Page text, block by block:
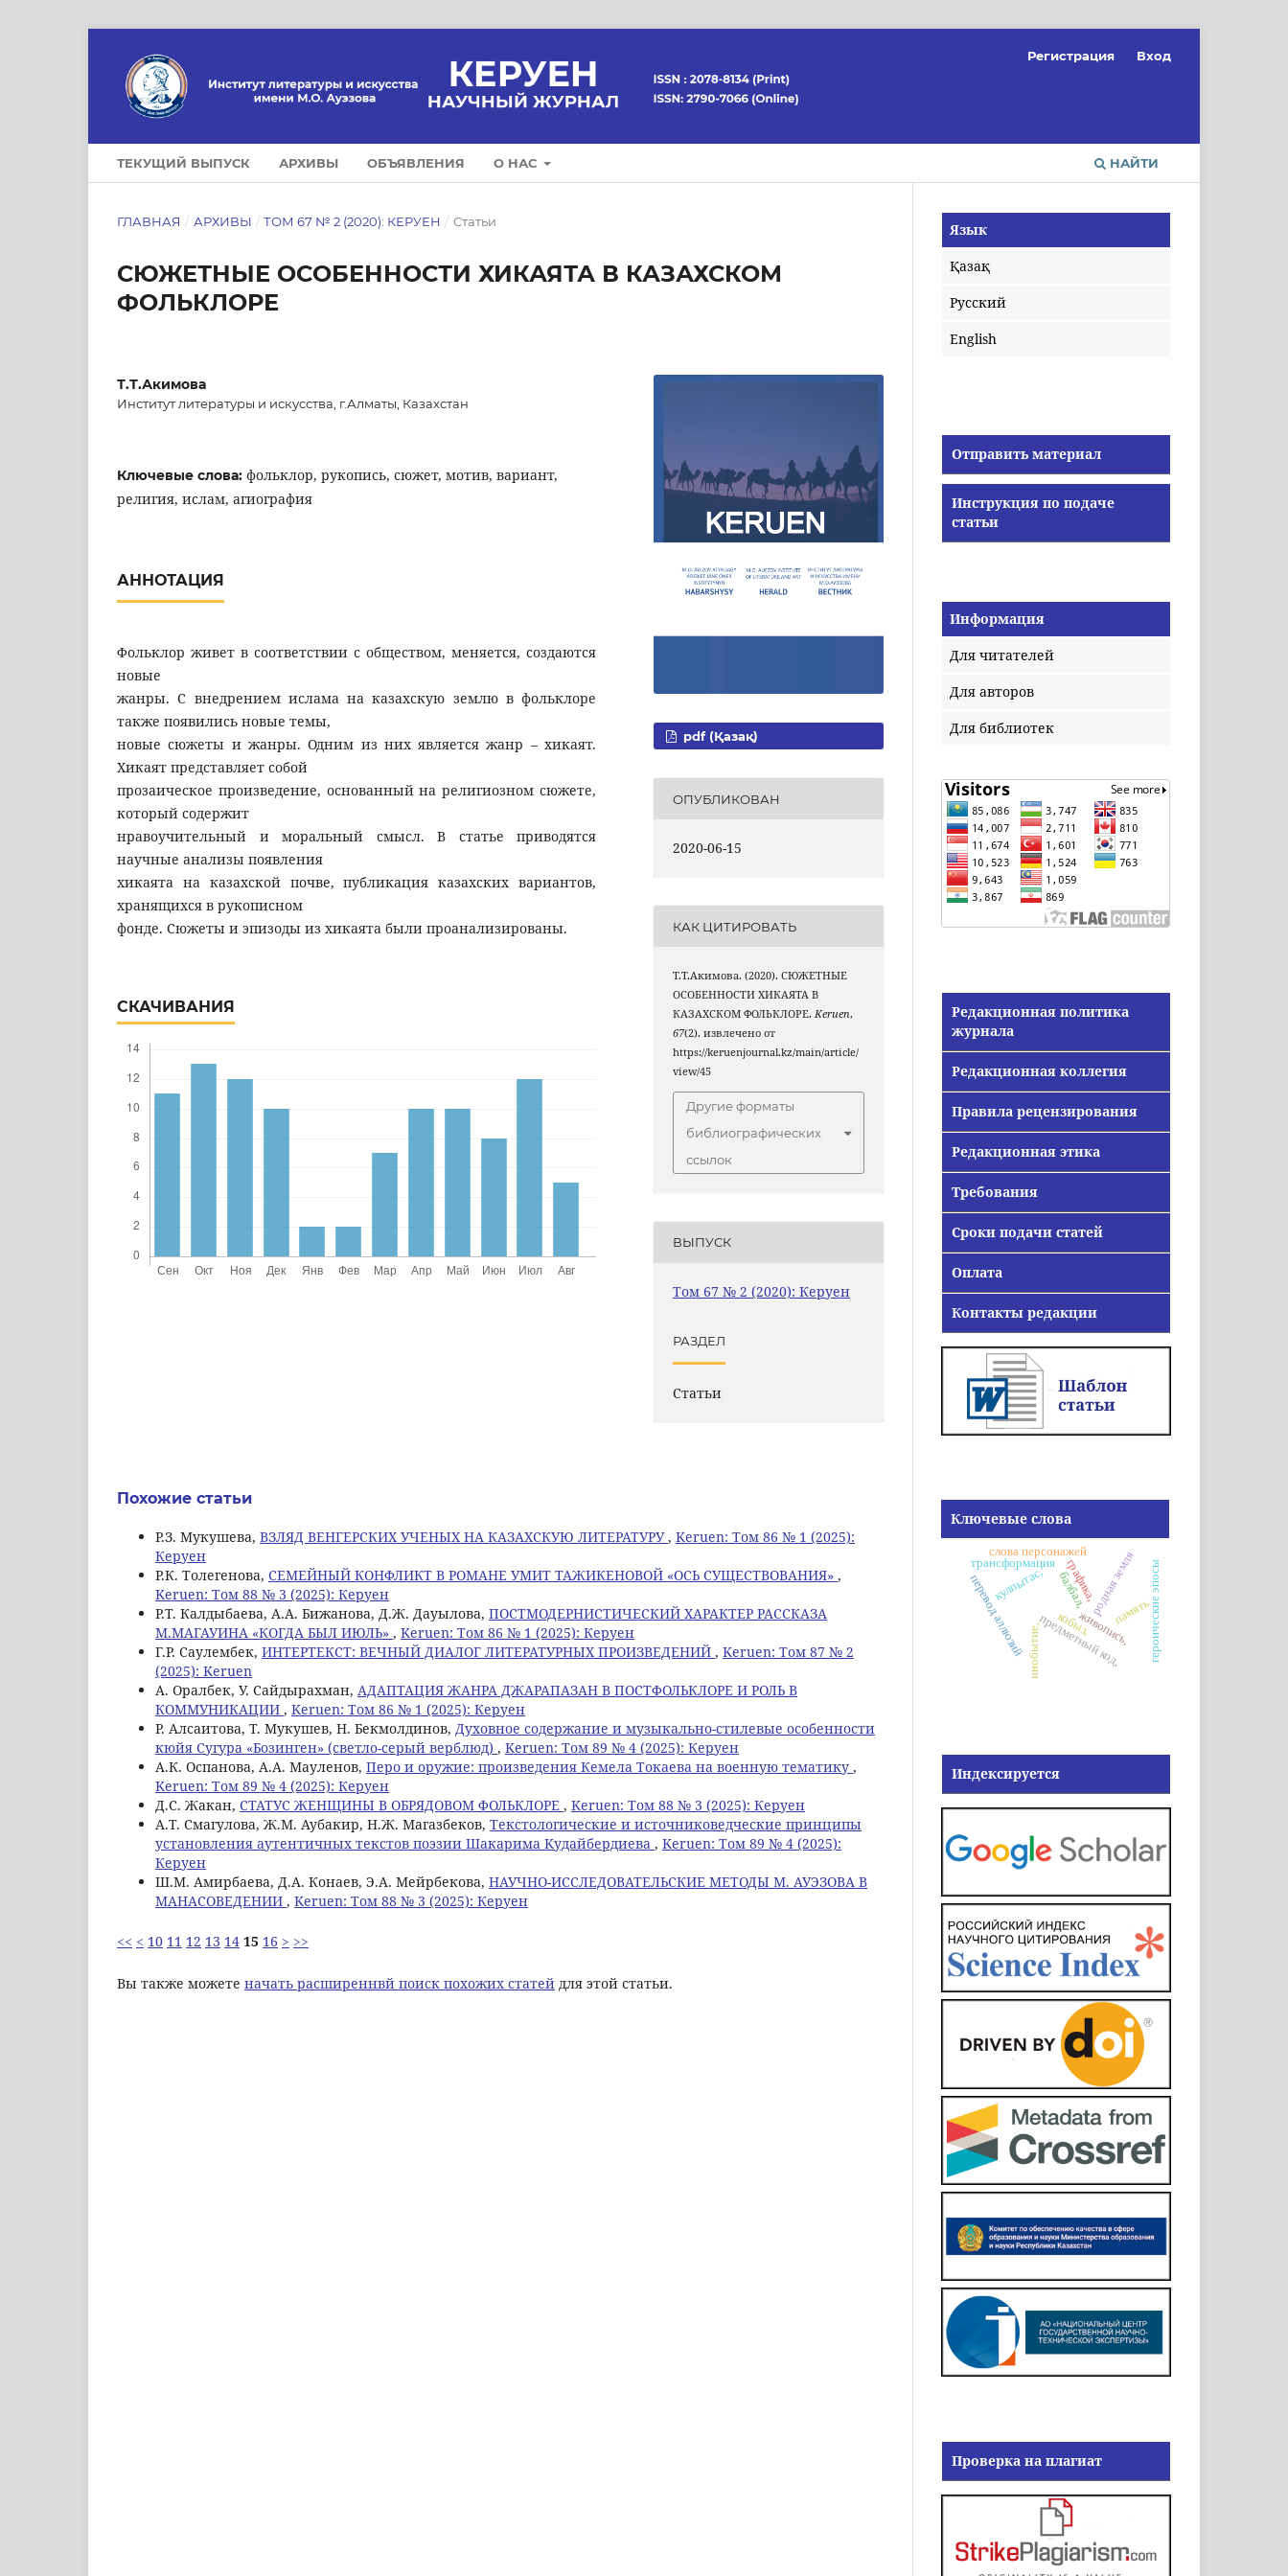
ТЕКУЩИЙ ВЫПУСК АРХИВЫ ОБЪЯВЛЕНИЯ О НАС НАЙТИ
Регистрация Вход
ГЛАВНАЯ / АРХИВЫ / ТОМ 67 № 2 (2020): КЕРУЕН / Статьи
СЮЖЕТНЫЕ ОСОБЕННОСТИ ХИКАЯТА В КАЗАХСКОМ
ФОЛЬКЛОРЕ
Т.Т.Акимова
Институт литературы и искусства, г.Алматы, Казахстан
Ключевые слова: фольклор, рукопись, сюжет, мотив, вариант,
религия, ислам, агиография
АННОТАЦИЯ
Фольклор живет в соответствии с обществом, меняется, создаются
новые
жанры. С внедрением ислама на казахскую землю в фольклоре
также появились новые темы,
новые сюжеты и жанры. Одним из них является жанр – хикаят.
Хикаят представляет собой
прозаическое произведение, основанный на религиозном сюжете,
который содержит
нравоучительный и моральный смысл. В статье приводятся
научные анализы появления
хикаята на казахской почве, публикация казахских вариантов,
хранящихся в рукописном
фонде. Сюжеты и эпизоды из хикаята были проанализированы.
СКАЧИВАНИЯ
pdf (Қазақ)
ОПУБЛИКОВАН
2020-06-15
КАК ЦИТИРОВАТЬ
Т.Т.Акимова. (2020). СЮЖЕТНЫЕ
ОСОБЕННОСТИ ХИКАЯТА В
КАЗАХСКОМ ФОЛЬКЛОРЕ.Keruen,
67(2). извлечено от
https://keruenjournal.kz/main/article/
view/45
Другие форматы
библиографических
ссылок
ВЫПУСК
Том 67 № 2 (2020): Керуен
РАЗДЕЛ
Статьи
Похожие статьи
Р.З. Мукушева, ВЗЛЯД ВЕНГЕРСКИХ УЧЕНЫХ НА КАЗАХСКУЮ ЛИТЕРАТУРУ, Keruen: Том 86 № 1 (2025):
Керуен
Р.К. Толегенова, СЕМЕЙНЫЙ КОНФЛИКТ В РОМАНЕ УМИТ ТАЖИКЕНОВОЙ «ОСЬ СУЩЕСТВОВАНИЯ» ,
Keruen: Том 88 № 3 (2025): Керуен
Р.Т. Калдыбаева, A.A. Бижанова, Д.Ж. Дауылова, ПОСТМОДЕРНИСТИЧЕСКИЙ ХАРАКТЕР РАССКАЗА
М.МАГАУИНА «КОГДА БЫЛ ИЮЛЬ» , Keruen: Том 86 № 1 (2025): Керуен
Г.Р. Саулембек, ИНТЕРТЕКСТ: ВЕЧНЫЙ ДИАЛОГ ЛИТЕРАТУРНЫХ ПРОИЗВЕДЕНИЙ , Keruen: Том 87 № 2
(2025): Keruen
А. Оралбек, У. Сайдырахман, АДАПТАЦИЯ ЖАНРА ДЖАРАПАЗАН В ПОСТФОЛЬКЛОРЕ И РОЛЬ В
КОММУНИКАЦИИ , Keruen: Том 86 № 1 (2025): Керуен
Р. Алсаитова, T. Мукушев, Н. Бекмолдинов, Духовное содержание и музыкально-стилевые особенности
кюйя Сугура «Бозинген» (светло-серый верблюд) , Keruen: Том 89 № 4 (2025): Керуен
А.К. Оспанова, А.А. Мауленов, Перо и оружие: произведения Кемела Токаева на военную тематику ,
Keruen: Том 89 № 4 (2025): Керуен
Д.С. Жакан, СТАТУС ЖЕНЩИНЫ В ОБРЯДОВОМ ФОЛЬКЛОРЕ , Keruen: Том 88 № 3 (2025): Керуен
А.Т. Смагулова, Ж.М. Аубакир, Н.Ж. Магазбеков, Текстологические и источниковедческие принципы
установления аутентичных текстов поэзии Шакарима Kудайбердиева , Keruen: Том 89 № 4 (2025):
Керуен
Ш.М. Амирбаева, Д.А. Конаев, Э.А. Мейрбекова, НАУЧНО-ИССЛЕДОВАТЕЛЬСКИЕ МЕТОДЫ М. АУЭЗОВА В
МАНАСОВЕДЕНИИ , Keruen: Том 88 № 3 (2025): Керуен
<< < 10 11 12 13 14 15 16 > >>
Вы также можете начать расширеннвй поиск похожих статей для этой статьи.
Язык
Қазақ
Русский
English
Отправить материал
Инструкция по подаче
статьи
Информация
Для читателей
Для авторов
Для библиотек
Редакционная политика
журнала
Редакционная коллегия
Правила рецензирования
Редакционная этика
Требования
Сроки подачи статей
Оплата
Контакты редакции
Ключевые слова
живопись,
графика,
кобыз,
балбал,
кулпытас,
предметный код,
инобытие,
память
перевод аллюзий
трансформация родная земля героические эпосы
слова персонажей
Индексируется
Проверка на плагиат